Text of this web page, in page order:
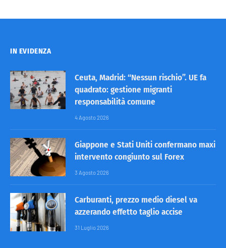
IN EVIDENZA
Ceuta, Madrid: “Nessun rischio”. UE fa
quadrato: gestione migranti
responsabilità comune
4 Agosto 2026
Giappone e Stati Uniti confermano maxi
intervento congiunto sul Forex
3 Agosto 2026
Carburanti, prezzo medio diesel va
azzerando effetto taglio accise
31 Luglio 2026